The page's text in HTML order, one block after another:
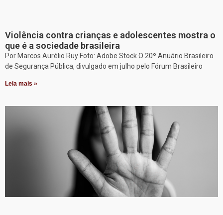
Violência contra crianças e adolescentes mostra o
que é a sociedade brasileira
Por Marcos Aurélio Ruy Foto: Adobe Stock O 20º Anuário Brasileiro
de Segurança Pública, divulgado em julho pelo Fórum Brasileiro
Leia mais »